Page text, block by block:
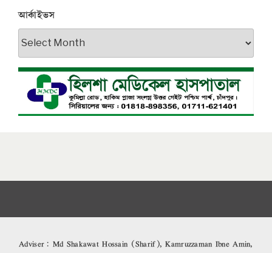
আর্কাইভস
আর্কাইভস
Adviser: Md Shakawat Hossain (Sharif), Kamruzzaman Ibne Amin,